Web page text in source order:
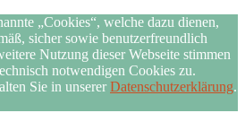
„Cookies“, welche dazu dienen,
sicher sowie benutzerfreundlich
Nutzung dieser Webseite stimmen
notwendigen Cookies zu.
Sie in unserer Datenschutzerklärung.